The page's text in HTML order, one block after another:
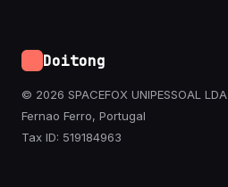
Doitong
© 2026 SPACEFOX UNIPESSOAL LDA
Fernao Ferro, Portugal
Tax ID: 519184963